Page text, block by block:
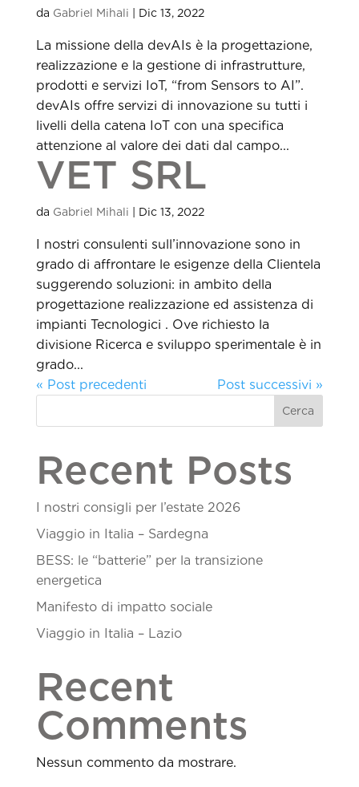
da Gabriel Mihali Dic 13, 2022
La missione della devAIs è la progettazione,
realizzazione e la gestione di infrastrutture,
prodotti e servizi IoT, “from Sensors to AI”.
devAIs offre servizi di innovazione su tutti i
livelli della catena IoT con una specifica
attenzione al valore dei dati dal campo...
VET SRL
da Gabriel Mihali Dic 13, 2022
I nostri consulenti sull’innovazione sono in
grado di affrontare le esigenze della Clientela
suggerendo soluzioni: in ambito della
progettazione realizzazione ed assistenza di
impianti Tecnologici . Ove richiesto la
divisione Ricerca e sviluppo sperimentale è in
grado...
« Post precedenti
Post successivi »
Cerca
Recent Posts
I nostri consigli per l’estate 2026
Viaggio in Italia – Sardegna
BESS: le “batterie” per la transizione
energetica
Manifesto di impatto sociale
Viaggio in Italia – Lazio
Recent
Comments
Nessun commento da mostrare.